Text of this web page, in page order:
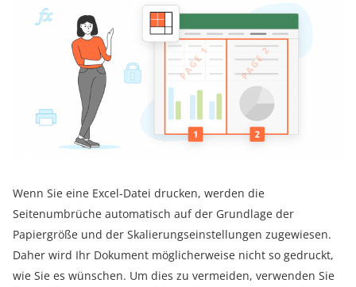
Wenn Sie eine Excel-Datei drucken, werden die
Seitenumbrüche automatisch auf der Grundlage der
Papiergröße und der Skalierungseinstellungen zugewiesen.
Daher wird Ihr Dokument möglicherweise nicht so gedruckt,
wie Sie es wünschen. Um dies zu vermeiden, verwenden Sie